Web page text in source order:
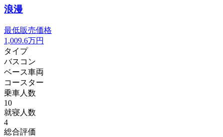
浪漫
最低販売価格
1,009.6万円
タイプ
バスコン
ベース車両
コースター
乗車人数
10
就寝人数
4
総合評価